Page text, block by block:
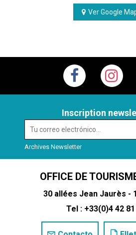
Ver Google
Inscription
Archives Newsletter
OFFICE DE
30 allées Jean Jaurès -
Tel : +33(0)4 42